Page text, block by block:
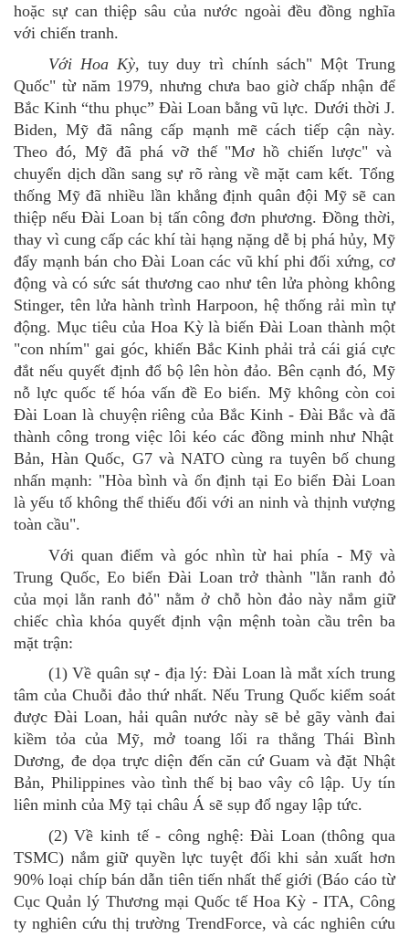
hoặc sự can thiệp sâu của nước ngoài đều đồng nghĩa
với chiến tranh.
VớiHoa Kỳ, tuy duy trì chính sách" Một Trung
Quốc" từ năm 1979, nhưng chưa bao giờ chấp nhận để
Bắc Kinh “thu phục” Đài Loan bằng vũ lực. Dưới thời J.
Biden, Mỹ đã nâng cấp mạnh mẽ cách tiếp cận này.
Theo đó, Mỹ đã phá vỡ thế "Mơ hồ chiến lược"và
chuyển dịch dần sang sự rõ ràng về mặt cam kết. Tổng
thống Mỹ đã nhiều lần khẳng định quân đội Mỹ sẽ can
thiệp nếu Đài Loan bị tấn công đơn phương. Đồng thời,
thay vì cung cấp các khí tài hạng nặng dễ bị phá hủy, Mỹ
đẩy mạnh bán cho Đài Loan các vũ khí phi đối xứng, cơ
động và có sức sát thương cao như tên lửa phòng không
Stinger, tên lửa hành trình Harpoon, hệ thống rải mìn tự
động. Mục tiêu củaHoa Kỳlà biến Đài Loan thành một
"con nhím" gai góc, khiến Bắc Kinh phải trả cái giá cực
đắt nếu quyết định đổ bộ lênhòn đảo. Bên cạnh đó, Mỹ
nỗ lực quốc tế hóa vấn đề Eo biển. Mỹ không còn coi
Đài Loan là chuyện riêng của Bắc Kinh - Đài Bắc và đã
thành công trong việc lôi kéo các đồng minh như Nhật
Bản, Hàn Quốc, G7 và NATO cùng ra tuyên bố chung
nhấn mạnh: "Hòa bình và ổn định tại Eo biển Đài Loan
là yếu tố không thể thiếu đối với an ninh và thịnh vượng
toàn cầu".
Với quan điểm và góc nhìn từ hai phía - Mỹ và
Trung Quốc,Eo biển Đài Loan trở thành "lằn ranh đỏ
của mọi lằn ranh đỏ" nằm ở chỗ hòn đảo này nắm giữ
chiếc chìa khóa quyết định vận mệnh toàn cầu trên ba
mặt trận:
(1)Về quân sự - địa lý: Đài Loan là mắt xích trung
tâm của Chuỗi đảo thứ nhất. Nếu Trung Quốc kiểm soát
được Đài Loan, hải quân nước này sẽ bẻ gãy vành đai
kiềm tỏa của Mỹ, mở toang lối ra thẳng Thái Bình
Dương, đe dọa trực diện đến căn cứ Guam và đặt Nhật
Bản, Philippines vào tình thế bị bao vây cô lập. Uy tín
liên minh của Mỹ tại châu Á sẽ sụp đổ ngay lập tức.
(2)Về kinh tế - công nghệ: Đài Loan (thông qua
TSMC) nắm giữ quyền lực tuyệt đối khi sản xuất hơn
90% loại chíp bán dẫn tiên tiến nhất thế giới (Báo cáo từ
Cục Quản lý Thương mại Quốc tế Hoa Kỳ - ITA, Công
ty nghiên cứu thị trường TrendForce, và các nghiên cứu